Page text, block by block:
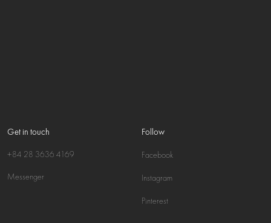
Get in touch
+84 28 3636 4169
Messenger
Follow
Facebook
Instagram
Pinterest